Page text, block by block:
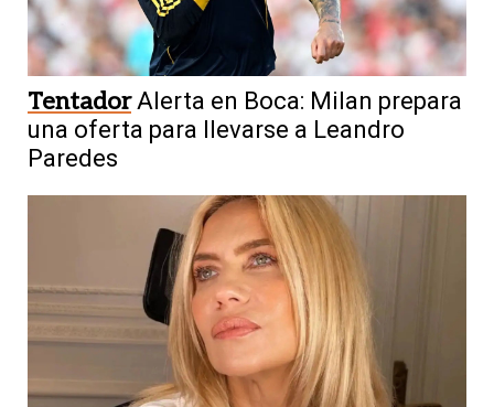
Tentador Alerta en Boca: Milan prepara
una oferta para llevarse a Leandro
Paredes